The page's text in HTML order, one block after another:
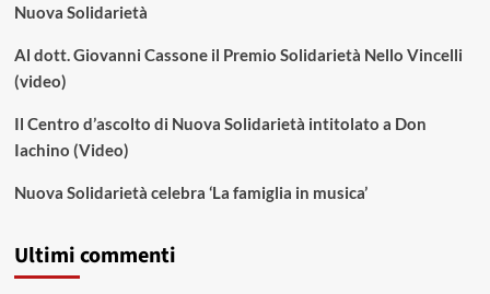
Nuova Solidarietà
Al dott. Giovanni Cassone il Premio Solidarietà Nello Vincelli
(video)
Il Centro d’ascolto di Nuova Solidarietà intitolato a Don
Iachino (Video)
Nuova Solidarietà celebra ‘La famiglia in musica’
Ultimi commenti